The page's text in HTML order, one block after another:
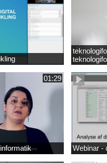
01:29
Webinar -